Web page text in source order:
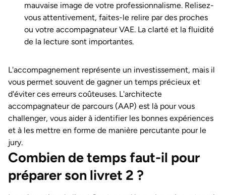
mauvaise image de votre professionnalisme. Relisez-
vous attentivement, faites-le relire par des proches
ou votre accompagnateur VAE. La clarté et la fluidité
de la lecture sont importantes.
L'accompagnement représente un investissement, mais il
vous permet souvent de gagner un temps précieux et
d'éviter ces erreurs coûteuses. L'architecte
accompagnateur de parcours (AAP) est là pour vous
challenger, vous aider à identifier les bonnes expériences
et à les mettre en forme de manière percutante pour le
jury.
Combien de temps faut-il pour
préparer son livret 2 ?